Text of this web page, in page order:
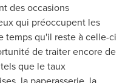
des occasions
qui préoccupent les
temps qu'il reste à celle-ci
de traiter encore de
que le taux